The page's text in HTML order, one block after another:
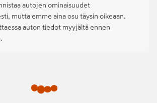
autojen ominaisuudet
mutta emme aina osu täysin oikeaan.
auton tiedot myyjältä ennen